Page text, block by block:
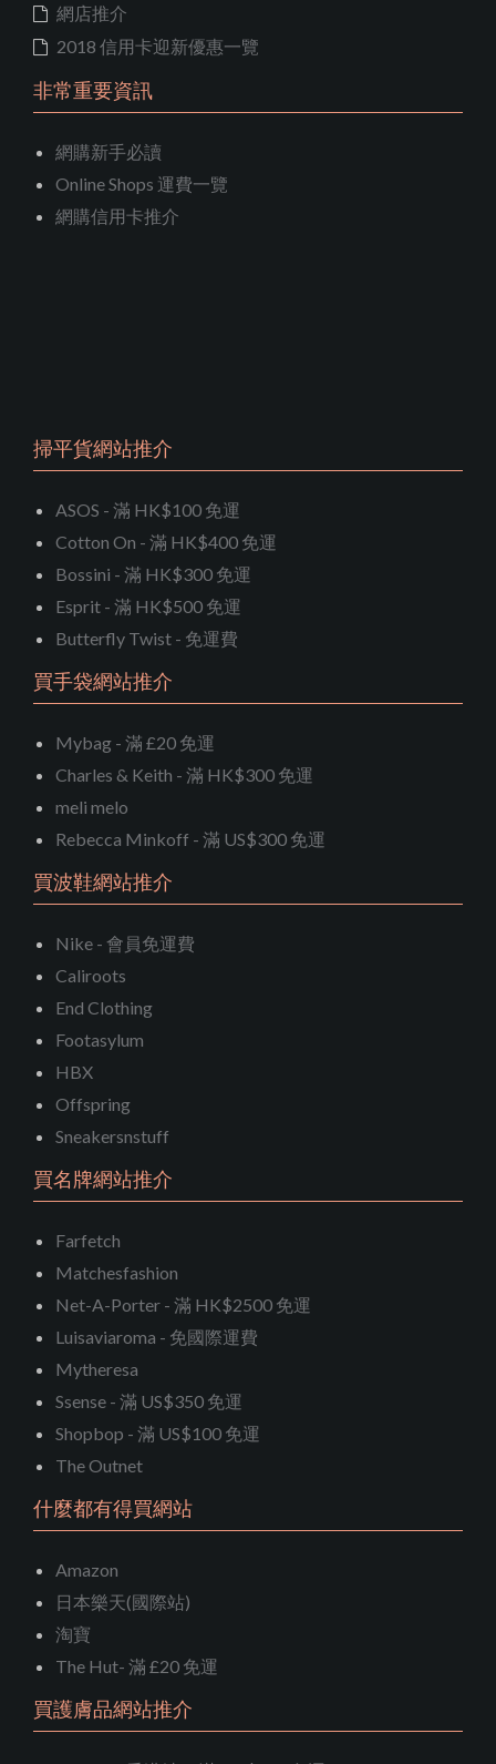
網店推介
2018 信用卡迎新優惠一覽
非常重要資訊
網購新手必讀
Online Shops 運費一覽
網購信用卡推介
掃平貨網站推介
ASOS - 滿 HK$100 免運
Cotton On - 滿 HK$400 免運
Bossini - 滿 HK$300 免運
Esprit - 滿 HK$500 免運
Butterfly Twist - 免運費
買手袋網站推介
Mybag - 滿 £20 免運
Charles & Keith - 滿 HK$300 免運
meli melo
Rebecca Minkoff - 滿 US$300 免運
買波鞋網站推介
Nike - 會員免運費
Caliroots
End Clothing
Footasylum
HBX
Offspring
Sneakersnstuff
買名牌網站推介
Farfetch
Matchesfashion
Net-A-Porter - 滿 HK$2500 免運
Luisaviaroma - 免國際運費
Mytheresa
Ssense - 滿 US$350 免運
Shopbop - 滿 US$100 免運
The Outnet
什麼都有得買網站
Amazon
日本樂天(國際站)
淘寶
The Hut- 滿 £20 免運
買護膚品網站推介